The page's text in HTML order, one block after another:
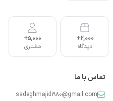
2,000+
دیدگاه
5,000+
مشتری
تماس با ما
sadeghmajidi980@gmail.com